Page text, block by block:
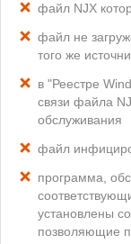
файл NJX
файл не
того же
в "Реестре
связи файла
обслуживания
файл
программа,
установлены
позволяющие